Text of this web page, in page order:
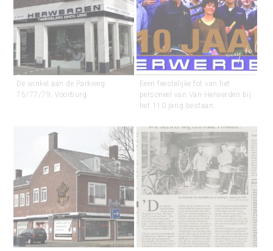
De winkel aan de Parkweg
75/77/79, Voorburg.
Eeen feestelijke fot van het
personeel van Van Herwerden bij
het 110 jarig bestaan.